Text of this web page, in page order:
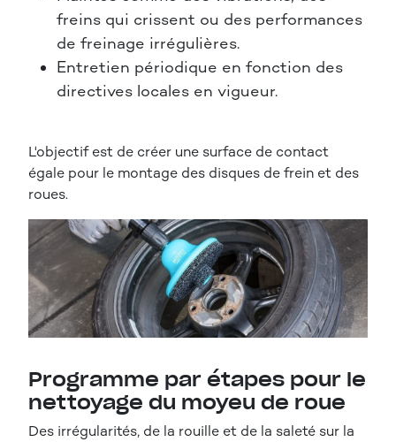
freins qui crissent ou des performances
de freinage irrégulières.
Entretien périodique en fonction des
directives locales en vigueur.
L'objectif est de créer une surface de contact
égale pour le montage des disques de frein et des
roues.
Programme par étapes pour le
nettoyage du moyeu de roue
Des irrégularités, de la rouille et de la saleté sur la